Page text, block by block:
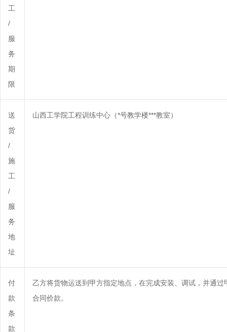
工
/
服
务
期
限
送
货
/
施
工
/
服
务
地
址
山西工学院工程训练中心（*号教学楼***教室）
付
款
条
款
乙方将货物运送到甲方指定地点，在完成安装、调试，并通
合同价款。